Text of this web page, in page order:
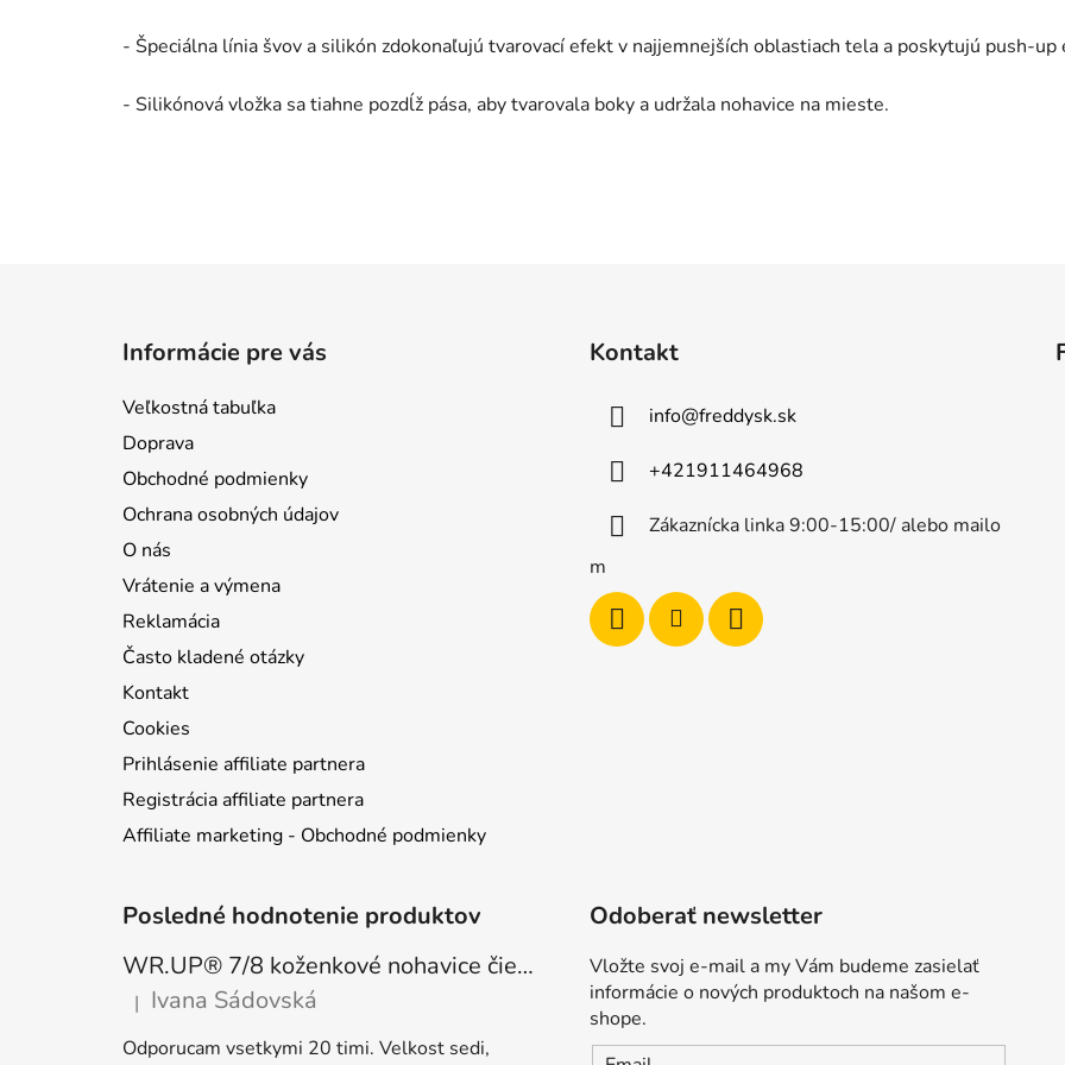
- Špeciálna línia švov a silikón zdokonaľujú tvarovací efekt v najjemnejších oblastiach tela a poskytujú push-up
- Silikónová vložka sa tiahne pozdĺž pása, aby tvarovala boky a udržala nohavice na mieste.
Informácie pre vás
Veľkostná tabuľka
Doprava
Obchodné podmienky
Ochrana osobných údajov
O nás
Vrátenie a výmena
Reklamácia
Často kladené otázky
Kontakt
Cookies
Prihlásenie affiliate partnera
Registrácia affiliate partnera
Affiliate marketing - Obchodné podmienky
Kontakt
info@freddysk.sk
+421911464968
Zákaznícka linka 9:00-15:00/ alebo mailo
m
Posledné hodnotenie produktov
WR.UP® 7/8 koženkové nohavice čierne, vysoký pás RE(MOVE) WRUP4HC006PREC, N
Hodnotenie produktu je 5 z 5 hviezdičiek.
| Ivana Sádovská
Odporucam vsetkymi 20 timi. Velkost sedi,
Odoberať newsletter
Vložte svoj e-mail a my Vám budeme zasielať
informácie o nových produktoch na našom e-
shope.